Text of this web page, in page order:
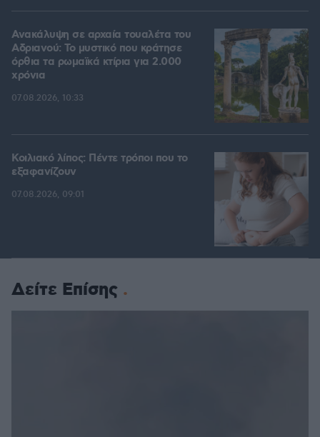
Ανακάλυψη σε αρχαία τουαλέτα του
Αδριανού: Το μυστικό που κράτησε
όρθια τα ρωμαϊκά κτίρια για 2.000
χρόνια
07.08.2026, 10:33
Κοιλιακό λίπος: Πέντε τρόποι που το
εξαφανίζουν
07.08.2026, 09:01
Δείτε Επίσης